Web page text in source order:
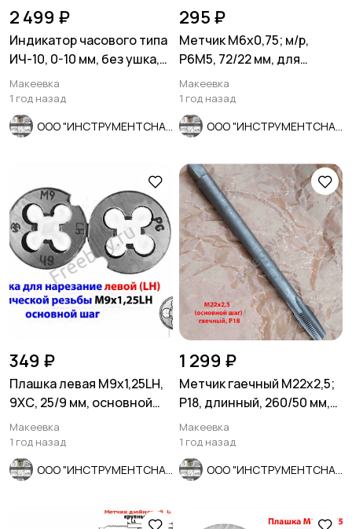
2 499 ₽
Индикатор часового типа
ИЧ-10, 0-10 мм, без ушка,
кл 1; 0,01 мм,
Макеевка
1 год назад
295 ₽
Метчик М6х0,75; м/р,
Р6М5, 72/22 мм, для
глухих отв, мелкий шаг,
шлифо
Макеевка
1 год назад
349 ₽
Плашка левая М9х1,25LH,
9ХС, 25/9 мм, основной
шаг, ГОСТ 9740-71.
Макеевка
1 год назад
1 299 ₽
Метчик гаечный М22х2,5;
Р18, длинный, 260/50 мм,
ГОСТ 1604-71, СССР.
Макеевка
1 год назад